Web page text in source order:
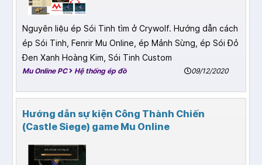
Nguyên liệu ép Sói Tinh tìm ở Crywolf. Hướng dẫn cách
ép Sói Tinh, Fenrir Mu Online, ép Mảnh Sừng, ép Sói Đỏ
Đen Xanh Hoàng Kim, Sói Tinh Custom
Mu Online PC Hệ thống ép đồ 09/12/2020
Hướng dẫn sự kiện Công Thành Chiến
(Castle Siege) game Mu Online